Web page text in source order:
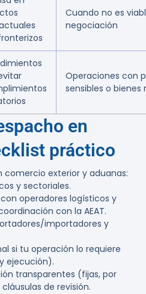
Cuando no es
negociación
Operaciones con
sensibles o bienes
en
práctico
comercio exterior y aduanas:
y sectoriales.
operadores logísticos y
con la AEAT.
importadores y
si tu operación lo requiere
ejecución).
transparentes (fijas, por
de revisión.